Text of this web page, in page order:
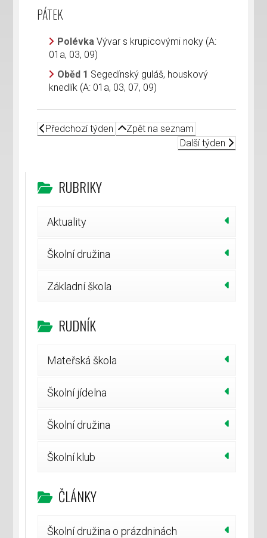
PÁTEK
PolévkaVývar s krupicovými noky (A:
01a, 03, 09)
Oběd 1 Segedínský guláš, houskový
knedlík (A: 01a, 03, 07, 09)
Předchozí týden
Zpět na seznam
Další týden
RUBRIKY
Aktuality
Školní družina
Základní škola
RUDNÍK
Mateřská škola
Školní jídelna
Školní družina
Školní klub
ČLÁNKY
Školní družina o prázdninách